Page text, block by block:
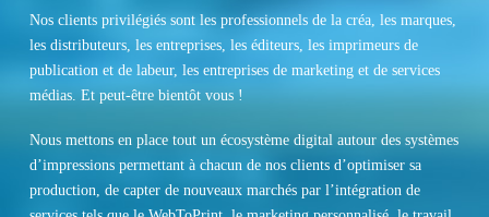
Nos clients privilégiés sont les professionnels de la créa, les marques,
les distributeurs, les entreprises, les éditeurs, les imprimeurs de
publication et de labeur, les entreprises de marketing et de services
médias. Et peut-être bientôt vous !
Nous mettons en place tout un écosystème digital autour des systèmes
d’impressions permettant à chacun de nos clients d’optimiser sa
production, de capter de nouveaux marchés par l’intégration de